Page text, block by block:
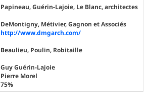
Papineau, Guérin-Lajoie, Le Blanc, architectes
DeMontigny, Métivier, Gagnon et Associés
http://www.dmgarch.com/
Beaulieu, Poulin, Robitaille
Guy Guérin-Lajoie
Pierre Morel
75%